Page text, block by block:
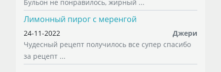
Бульон не понравилось, жирный ...
Лимонный пирог с меренгой
24-11-2022
Джери
Чудесный рецепт получилось все супер спасибо
за рецепт ...